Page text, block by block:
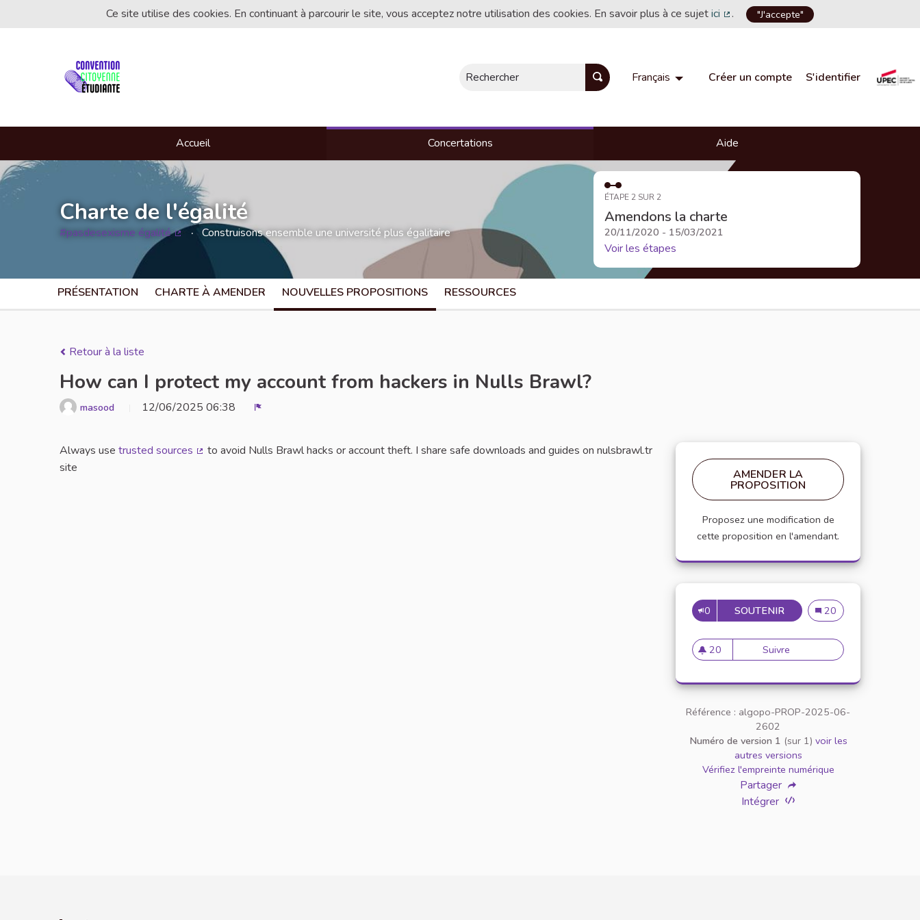
Ce site utilise des cookies. En continuant à parcourir le site, vous acceptez notre utilisation des cookies. En savoir plus à ce sujetici
(Lien externe)
. "J'accepte"
Rechercher Français Choisir la langueChoose language
Créer un compte S'identifier
Accueil Concertations Aide
Charte de l'égalité
#pasdesexisme égalité Construisons ensemble une université plus égalitaire
ÉTAPE 2 SUR 2
Amendons la charte
20/11/2020 - 15/03/2021
Voir les étapes
PRÉSENTATION CHARTE À AMENDER NOUVELLES PROPOSITIONS RESSOURCES
Retour à la liste
How can I protect my account from hackers in Nulls Brawl?
masood 12/06/2025 06:38
Always use trusted sources
to avoid Nulls Brawl hacks or account theft. I share safe downloads and guides on nulsbrawl.tr
site
AMENDER LA
PROPOSITION
Proposez une modification de
cette proposition en l'amendant.
0 SOUTENIR HOW CAN I PROTECT MY
How can I protect my
20
20
20 abonnés
Suivre How can I protect my
Référence : algopo-PROP-2025-06-
2602
Numéro de version 1 (sur 1) voir les
autres versions
Vérifiez l'empreinte numérique
Partager
Intégrer